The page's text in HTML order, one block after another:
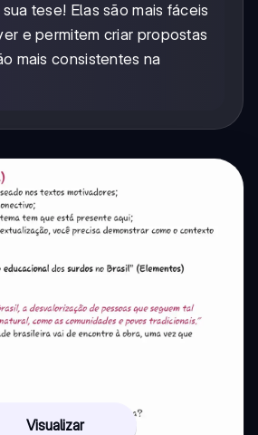
tese! Elas são mais fáceis
e permitem criar propostas
mais consistentes na
Visualizar